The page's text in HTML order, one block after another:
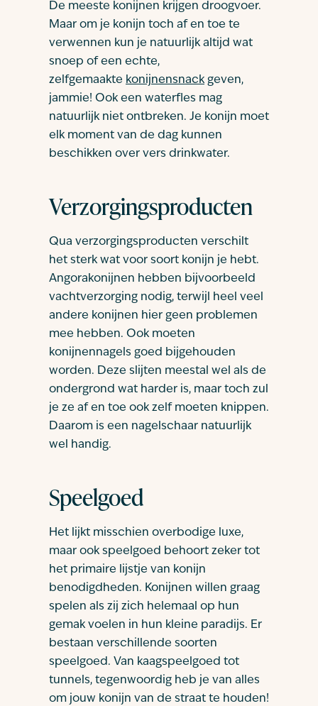
De meeste konijnen krijgen droogvoer.
Maar om je konijn toch af en toe te
verwennen kun je natuurlijk altijd wat
snoep of een echte,
zelfgemaakte konijnensnack geven,
jammie! Ook een waterfles mag
natuurlijk niet ontbreken. Je konijn moet
elk moment van de dag kunnen
beschikken over vers drinkwater.
Verzorgingsproducten
Qua verzorgingsproducten verschilt
het sterk wat voor soort konijn je hebt.
Angorakonijnen hebben bijvoorbeeld
vachtverzorging nodig, terwijl heel veel
andere konijnen hier geen problemen
mee hebben. Ook moeten
konijnennagels goed bijgehouden
worden. Deze slijten meestal wel als de
ondergrond wat harder is, maar toch zul
je ze af en toe ook zelf moeten knippen.
Daarom is een nagelschaar natuurlijk
wel handig.
Speelgoed
Het lijkt misschien overbodige luxe,
maar ook speelgoed behoort zeker tot
het primaire lijstje van konijn
benodigdheden. Konijnen willen graag
spelen als zij zich helemaal op hun
gemak voelen in hun kleine paradijs. Er
bestaan verschillende soorten
speelgoed. Van kaagspeelgoed tot
tunnels, tegenwoordig heb je van alles
om jouw konijn van de straat te houden!